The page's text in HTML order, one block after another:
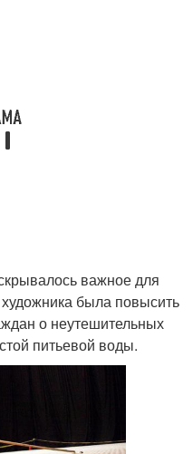
важное для
была повысить
о неутешительных
питьевой воды.